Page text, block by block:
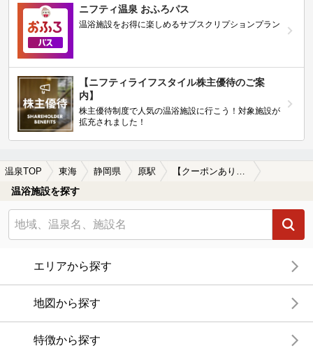
ニフティ温泉 おふろパス
温浴施設をお得に楽しめるサブスクリプションプラン
【ニフティライフスタイル株主優待のご案
内】
株主優待制度で人気の温浴施設に行こう！対象施設が
拡充されました！
温泉TOP 東海 静岡県 原駅 【クーポンあり】水風呂が楽しめる原駅近くの温泉、日帰り温泉、スーパー銭湯おすすめ
温浴施設を探す
エリアから探す
地図から探す
特徴から探す